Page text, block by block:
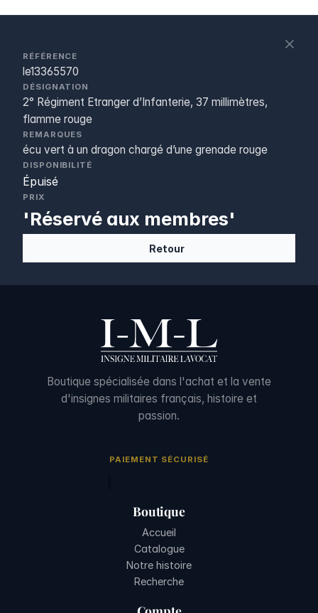
RÉFÉRENCE
le13365570
DÉSIGNATION
2° Régiment Etranger d’Infanterie, 37 millimètres,
flamme rouge
REMARQUES
écu vert à un dragon chargé d’une grenade rouge
DISPONIBILITÉ
Épuisé
PRIX
'Réservé aux membres'
Retour
Boutique spécialisée dans l'achat et la vente
d'insignes militaires français, histoire et
passion.
PAIEMENT SÉCURISÉ
Boutique
Accueil
Catalogue
Notre histoire
Recherche